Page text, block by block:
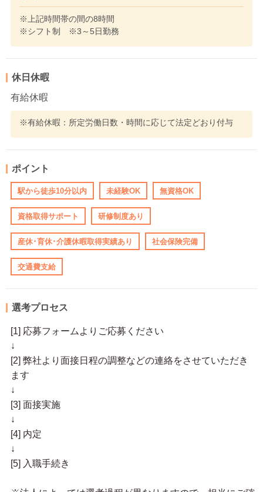
※上記時間帯の間の8時間
※シフト制 ※3～5日勤務
休日休暇
有給休暇
※有給休暇：所定労働日数・時間に応じて法定どおり付与
ポイント
駅から徒歩10分以内 未経験OK 無資格OK
資格取得サポート 研修制度あり
産休･育休･介護休暇取得実績あり 社会保険完備
交通費支給
選考プロセス
[1] 応募フォームよりご応募ください
↓
[2] 弊社より面接日程の調整などの連絡をさせていただき
ます
↓
[3] 面接実施
↓
[4] 内定
↓
[5] 入職手続き